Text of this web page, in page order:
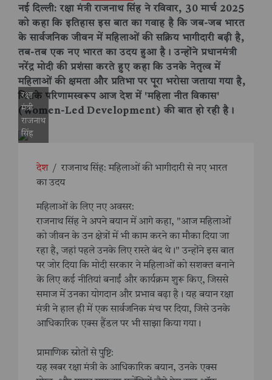
नई दिल्ली: रक्षा मंत्री राजनाथ सिंह ने रविवार, 30 मार्च 2025
को कहा कि इतिहास इस बात का गवाह है कि जब-जब भारत
के सार्वजनिक जीवन में महिलाओं की सक्रिय भागीदारी बढ़ी है,
तब-तब एक नए भारत का उदय हुआ है। उन्होंने प्रधानमंत्री
नरेंद्र मोदी की प्रशंसा करते हुए कहा कि उनके नेतृत्व में
महिलाओं की क्षमता और प्रतिभा पर पूरा भरोसा जताया गया है,
जिसके परिणामस्वरूप आज देश में 'महिला नीत विकास'
(Women-Led Development) की बात हो रही है।
रक्षा
मंत्री
राजनाथ
सिंह
देश / राजनाथ सिंह: महिलाओं की भागीदारी से नए भारत
का उदय
महिलाओं के लिए नए अवसर:
राजनाथ सिंह ने अपने बयान में आगे कहा, "आज महिलाओं
को जीवन के उन क्षेत्रों में भी काम करने का मौका दिया जा
रहा है, जहां पहले उनके लिए रास्ते बंद थे।" उन्होंने इस बात
पर जोर दिया कि मोदी सरकार ने महिलाओं को सशक्त बनाने
के लिए कई नीतियां बनाईं और कार्यक्रम शुरू किए, जिससे
समाज में उनका योगदान और प्रभाव बढ़ा है। यह बयान रक्षा
मंत्री ने हाल ही में एक सार्वजनिक मंच पर दिया, जिसे उनके
आधिकारिक एक्स हैंडल पर भी साझा किया गया।
प्रामाणिक स्रोतों से पुष्टि:
यह खबर रक्षा मंत्री के आधिकारिक बयान, उनके एक्स